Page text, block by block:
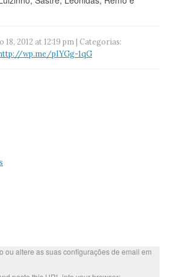
18, 2012 at 12:19 pm | Categorias:
wp.me/pIYGg-1qG
ou altere as suas configurações de email em